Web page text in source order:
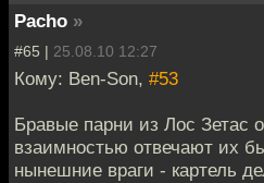
Pacho »
#65 | 25.08.10 12:27
Кому: Ben-Son, #53
Бравые парни из Лос Зетас
взаимностью отвечают их
нынешние враги - картель